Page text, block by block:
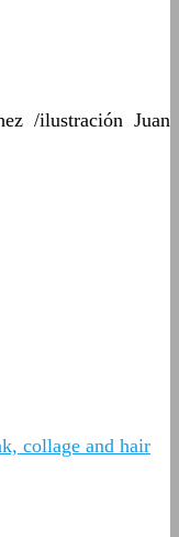
/ilustración Juan